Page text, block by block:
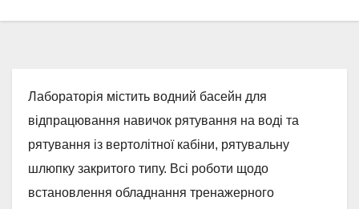
Лабораторія містить водний басейн для
відпрацювання навичок рятування на воді та
рятування із вертолітної кабіни, рятувальну
шлюпку закритого типу. Всі роботи щодо
встановлення обладнання тренажерного